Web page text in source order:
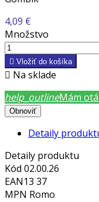
4,09 €
Množstvo
 Vložiť do košíka
 Na sklade
help_outlineMám
Detaily
Detaily produktu
Kód 02.00.26
EAN13 37
MPN Romo